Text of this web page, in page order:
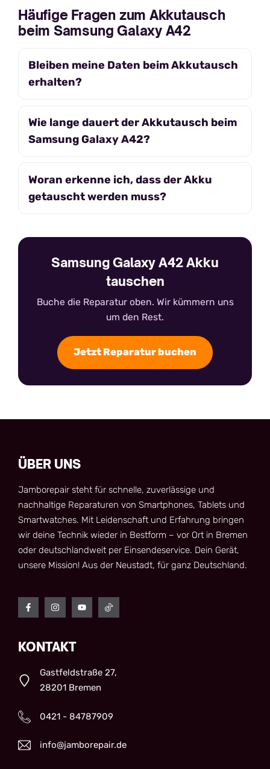
Häufige Fragen zum Akkutausch
beim Samsung Galaxy A42
Bleiben meine Daten beim Akkutausch
erhalten?
Wie lange dauert der Akkutausch beim
Samsung Galaxy A42?
Woran erkenne ich, dass der Akku
getauscht werden muss?
Samsung Galaxy A42 Akku
tauschen
Buche die Reparatur oben. Wir kümmern uns
um den Rest.
Jetzt Reparatur buchen
ÜBER UNS
Jamborepair steht für schnelle, zuverlässige und
nachhaltige Reparaturen von Smartphones, Tablets und
Smartwatches. Mit Leidenschaft und Erfahrung bringen
wir deine Technik wieder in Bestform – vor Ort in Bremen
oder deutschlandweit per Einsendeservice. Dein Gerät,
unsere Mission! Aus der Neustadt, für ganz Deutschland.
KONTAKT
Gastfeldstraße 27,
28201 Bremen
0421 - 84787909
info@jamborepair.de